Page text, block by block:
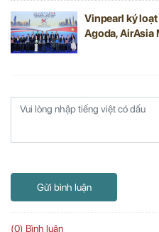
Vinpearl ký
Agoda, AirAsia
Gửi bình luận
(0) Bình luận